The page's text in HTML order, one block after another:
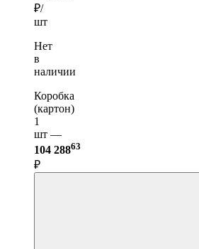
₽/
шт
Нет
в
наличии
Коробка
(картон)
1
шт —
104 28863
₽